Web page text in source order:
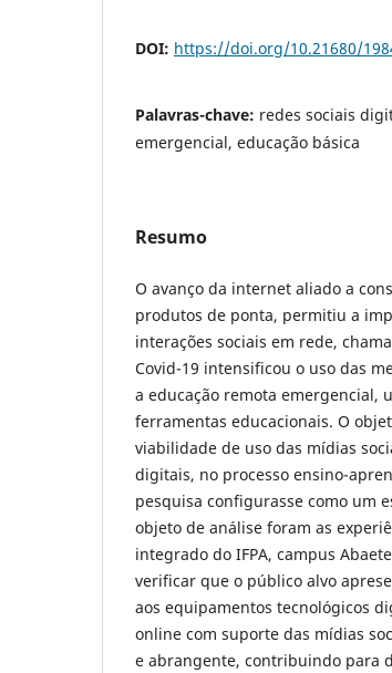
DOI: https://doi.org/10.21680/
Palavras-chave: redes sociais
emergencial, educação básica
Resumo
O avanço da internet aliado a
produtos de ponta, permitiu a
interações sociais em rede,
Covid-19 intensificou o uso das
a educação remota emergencial,
ferramentas educacionais. O
viabilidade de uso das mídias
digitais, no processo ensino-
pesquisa configurasse como um
objeto de análise foram as
integrado do IFPA, campus
verificar que o público alvo
aos equipamentos tecnológicos
online com suporte das mídias
e abrangente, contribuindo para